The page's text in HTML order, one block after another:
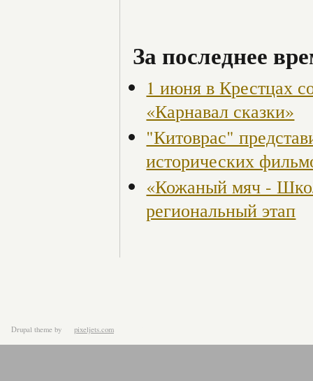
За последнее
1 июня в Крестцах
«Карнавал сказки»
"Китоврас"
исторических
«Кожаный мяч -
региональный этап
Drupal theme by pixeljets.com